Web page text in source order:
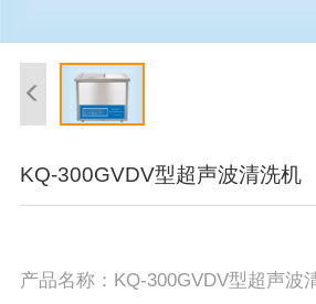
KQ-300GVDV型超声波清洗机
产品名称：KQ-300GVDV型超声波